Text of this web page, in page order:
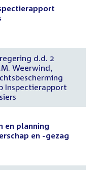
d.d. 2
Weerwind,
Inspectierapport
en planning
en -gezag